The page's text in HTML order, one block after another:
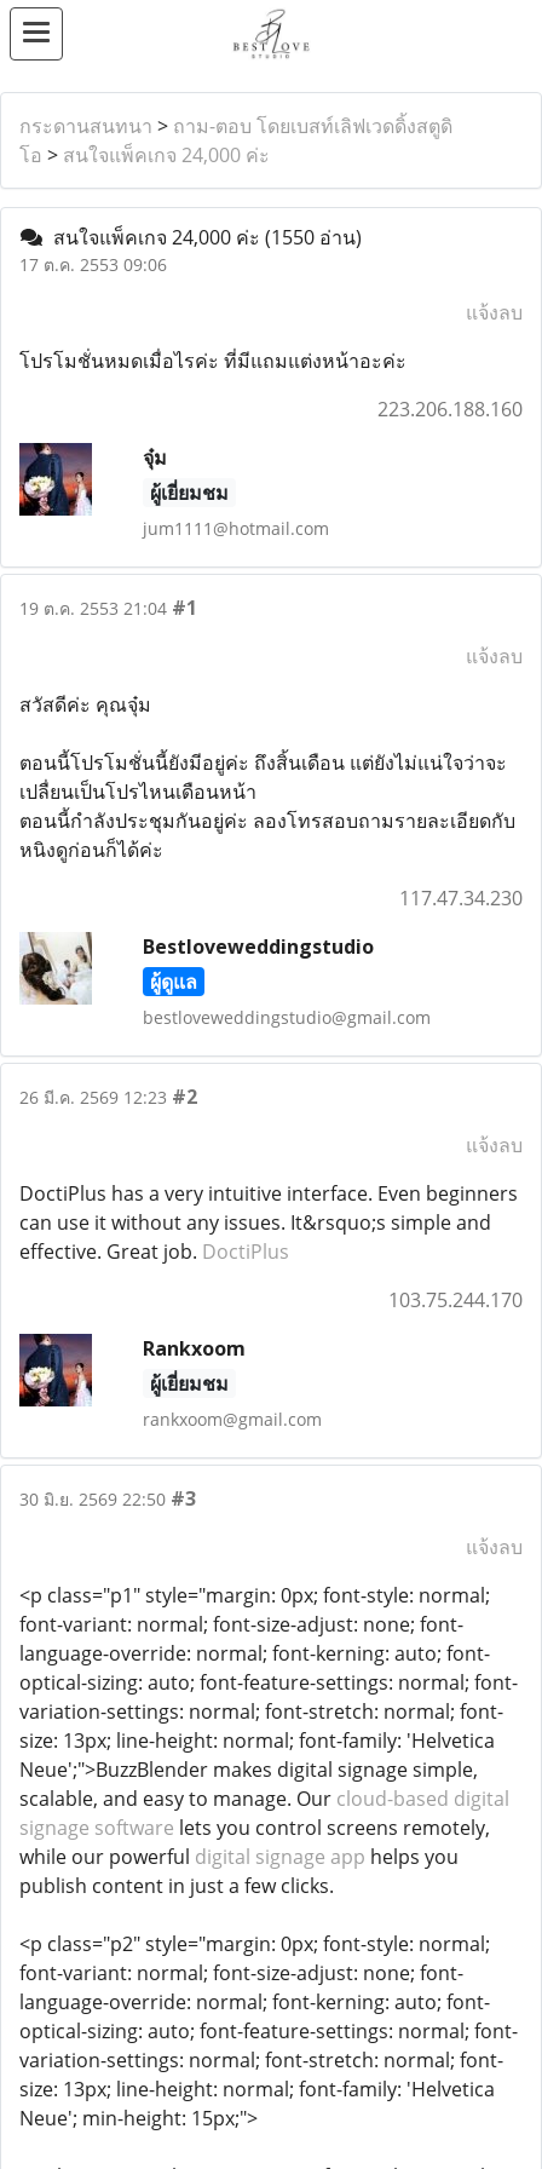
กระดานสนทนา > ถาม-ตอบ โดยเบสท์เลิฟเวดดิ้งสตูดิ
โอ > สนใจแพ็คเกจ 24,000 ค่ะ
สนใจแพ็คเกจ 24,000 ค่ะ (1550 อ่าน)
17 ต.ค. 2553 09:06
แจ้งลบ
โปรโมชั่นหมดเมื่อไรค่ะ ที่มีแถมแต่งหน้าอะค่ะ
223.206.188.160
จุ๋ม
ผู้เยี่ยมชม
jum1111@hotmail.com
19 ต.ค. 2553 21:04 #1
แจ้งลบ
สวัสดีค่ะ คุณจุ๋ม
ตอนนี้โปรโมชั่นนี้ยังมีอยู่ค่ะ ถึงสิ้นเดือน แต่ยังไม่แน่ใจว่าจะ
เปลื่ยนเป็นโปรไหนเดือนหน้า
ตอนนี้กำลังประชุมกันอยู่ค่ะ ลองโทรสอบถามรายละเอียดกับ
หนิงดูก่อนก็ได้ค่ะ
117.47.34.230
Bestloveweddingstudio
ผู้ดูแล
bestloveweddingstudio@gmail.com
26 มี.ค. 2569 12:23 #2
แจ้งลบ
DoctiPlus has a very intuitive interface. Even beginners
can use it without any issues. It&rsquo;s simple and
effective. Great job. DoctiPlus
103.75.244.170
Rankxoom
ผู้เยี่ยมชม
rankxoom@gmail.com
30 มิ.ย. 2569 22:50 #3
แจ้งลบ
<p class="p1" style="margin: 0px; font-style: normal;
font-variant: normal; font-size-adjust: none; font-
language-override: normal; font-kerning: auto; font-
optical-sizing: auto; font-feature-settings: normal; font-
variation-settings: normal; font-stretch: normal; font-
size: 13px; line-height: normal; font-family: 'Helvetica
Neue';">BuzzBlender makes digital signage simple,
scalable, and easy to manage. Our cloud-based digital
signage software lets you control screens remotely,
while our powerful digital signage app helps you
publish content in just a few clicks.
<p class="p2" style="margin: 0px; font-style: normal;
font-variant: normal; font-size-adjust: none; font-
language-override: normal; font-kerning: auto; font-
optical-sizing: auto; font-feature-settings: normal; font-
variation-settings: normal; font-stretch: normal; font-
size: 13px; line-height: normal; font-family: 'Helvetica
Neue'; min-height: 15px;">